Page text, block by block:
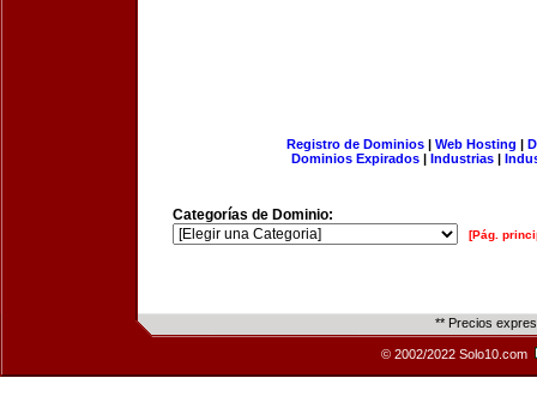
Registro de Dominios| Web Hosting |
Dominios Expirados | Industrias |
Categorías de Dominio:
[Pág.
** Precios
© 2002/2022 Solo10.com